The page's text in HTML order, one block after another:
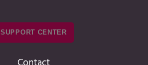
SUPPORT CENTER